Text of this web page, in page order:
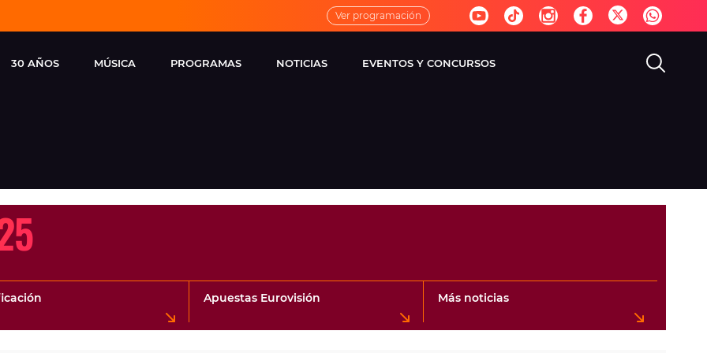
Ver programación
30 AÑOS
CONCIERTOS
REMEMBER EUROPA
MÚSICA
LOCUTORES EUROPA
PROGRAMAS
VIRALES
NOTICIAS EVENTOS Y CONCURSOS
Apuestas Eurovisión Más noticias